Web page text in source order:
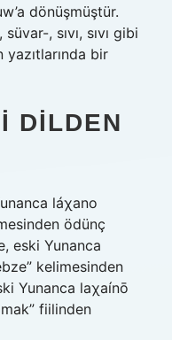
dönüşmüştür.
, sıvı, sıvı gibi
bir
DILDEN
láχano
ödünç
eski Yunanca
kelimesinden
Yunanca laχaínō
fiilinden